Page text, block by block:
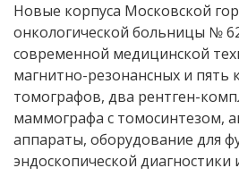
Новые корпуса Московской
онкологической больницы №
современной медицинской
магнитно-резонансных и
томографов, два рентген-
маммографа с томосинтезом,
аппараты, оборудование для
эндоскопической диагностики